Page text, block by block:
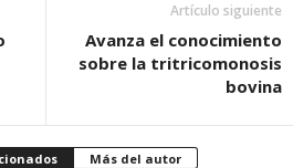
Artículo siguiente
Avanza el conocimiento
sobre la tritricomonosis
bovina
Más del autor